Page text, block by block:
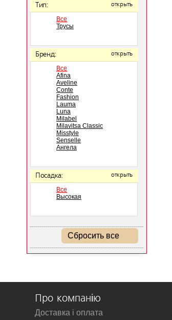
Тип: открыть
Все
Трусы
Бренд: открыть
Все
Afina
Aveline
Conte
Fashion
Lauma
Luna
Milabel
Milavitsa Classic
Misstyle
Senselle
Ангела
Посадка: открыть
Все
Высокая
Сбросить все
Про компанію
Доставка і оплата